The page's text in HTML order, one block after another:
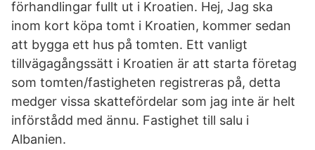
förhandlingar fullt ut i Kroatien. Hej, Jag ska
inom kort köpa tomt i Kroatien, kommer sedan
att bygga ett hus på tomten. Ett vanligt
tillvägagångssätt i Kroatien är att starta företag
som tomten/fastigheten registreras på, detta
medger vissa skattefördelar som jag inte är helt
införstådd med ännu. Fastighet till salu i
Albanien.